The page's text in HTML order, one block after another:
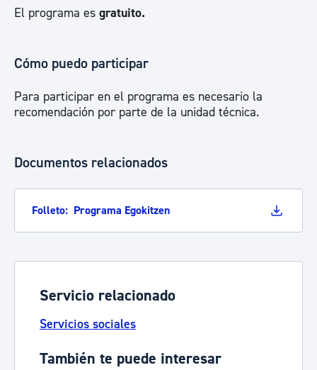
El programa es gratuito.
Cómo puedo participar
Para participar en el programa es necesario la
recomendación por parte de la unidad técnica.
Documentos relacionados
Folleto: Programa Egokitzen
Servicio relacionado
Servicios sociales
También te puede interesar